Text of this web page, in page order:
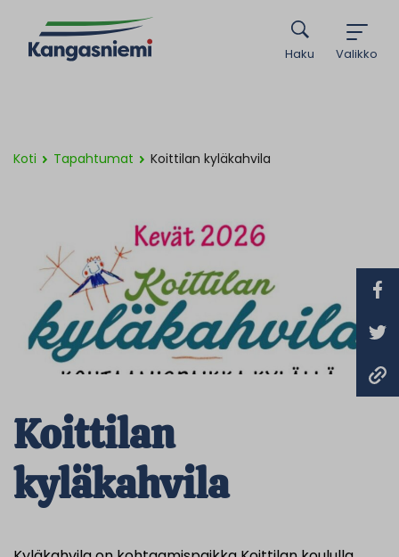
Valikko
Haku
Koti Tapahtumat Koittilan kyläkahvila
Koittilan
kyläkahvila